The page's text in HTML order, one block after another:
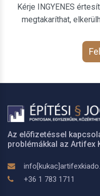
Kérje INGYENES
megtakaríthat,
Az előfizetéssel
problémákkal az Artifex
+36 1 783 1711